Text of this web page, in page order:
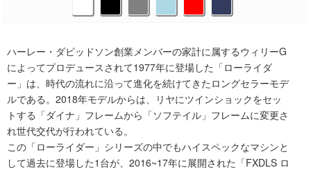
ハーレー・ダビッドソン創業メンバーの家計に属するウィリーG
によってプロデュースされて1977年に登場した「ローライダ
ー」は、時代の流れに沿って進化を続けてきたロングセラーモデ
ルである。2018年モデルからは、リヤにツインショックをセッ
トする「ダイナ」フレームから「ソフテイル」フレームに変更さ
れ世代交代が行われている。
この「ローライダー」シリーズの中でもハイスペックなマシンと
して過去に登場した1台が、2016~17年に展開された「FXDLS ロ